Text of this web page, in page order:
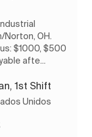
Norton, OH.
$1000, $500
afte...
1st Shift
Unidos